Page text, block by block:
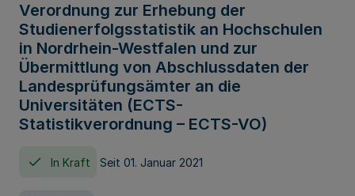
Verordnung zur Erhebung der
Studienerfolgsstatistik an Hochschulen
in Nordrhein-Westfalen und zur
Übermittlung von Abschlussdaten der
Landesprüfungsämter an die
Universitäten (ECTS-
Statistikverordnung – ECTS-VO)
In Kraft Seit 01. Januar 2021